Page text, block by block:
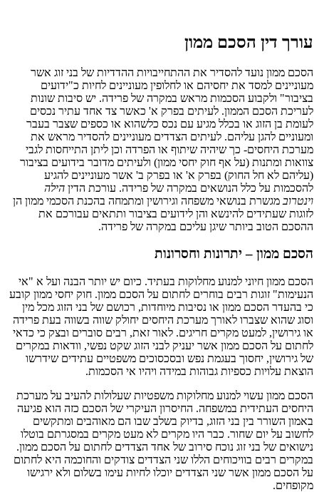
עורך דין הסכם ממון
הסכם ממון נועד להסדיר את ההתחייבויות ההדדיות של בני זוג אשר
מעוניינים למסד את יחסיהם או לחלופין מעוניינים לחיות כ"ידועים
בציבור" ולקבוע הסכמות מראש במקרה של פרידה. יש סיבות שונות
לעריכת הסכם הממון. לעיתים בפרק א' כאשר צד אחד עתיר נכסים
לעומת בן הזוג או בכלל מגיע עם נכס כלשהוא או כספים שצבר בעבר
ומעוניים להגן עליהם. לעיתים הצדדים מעוניינים להסדיר מראש את
מערכת היחסים- כך שיהיה שיתוף או הפרדה וכן ליתן התייחסות לגבי
צוואות ומתנות (על אף חוק יחסי ממון) ולעיתים מדובר בידועים בציבור
(עליהם לא חל החוק) בפרק א' או בפרק ב' אשר מעוניינים להגיע
להסכמות על כלל הנושאים במקרה של פרידה. עורכת הדין הילה
וינטרוב מגשרת בנושאי משפחה וגירושין ומתמחה בהכנת הסכמי ממון הן
לזוגות שעתידים להינשא והן לידועים בציבור ותתאים עבורכם את
ההסכם הטוב ביותר שיגן עליכם במקרה של פרידה.
הסכם ממון – יתרונות וחסרונות
הסכם ממון חיוני למנוע מחלוקות בעתיד. כיום יש יותר הבנה ועל א "אי
הנעימות" זוגות רבים בוחרים לחתום על הסכם ממון. חוק יחסי ממון קובע
כי בהעדר הסכם ממון או נסיבות מיוחדות, רכושם של בני הזוג מכל מין
וסוג שהוא שצברו לאורך מערכת היחסים יחולק שווה בשווה בעת פרידה
או גירושין, למעט מקרים חריגים. לאור זאת, רבים סוברים ובצק כי כדאי
לחתום על הסכם ממון אשר יעניק לבני הזוג שקט נפשי, וודאות במקרים
של גירושין, יחסוך בעגמת נפש ובסכסוכים משפטיים עתידים שידרשו
הוצאת עלויות כספיות גבוהות במידה ויהיו אי הסכמות.
הסכם ממון עשוי למנוע מחלוקות משפטיות שעלולות להעיב על מערכת
היחסים העתידית במשפחה. החיסרון העיקרי של הסכם כזה הוא פגיעה
באמון השורר בין בני הזוג, בדיוק בשלב שבו הם מאוהבים ומתקשים
לחשוב על יום שחור. כבר היו מקרים לא מעט מקרים במסגרתם בוטלו
נישואים של בני זוג נוכח סירוב של אחד הצדדים לחתום על הסכם ממון.
במקרים רבים בוויכוחים הללו שני הצדדים צודקים והחוכמה היא לחתום
על הסכם ממון אשר שני הצדדים יוכלו לחיות עימו בשלום ולא ירגישו
מקופחים.